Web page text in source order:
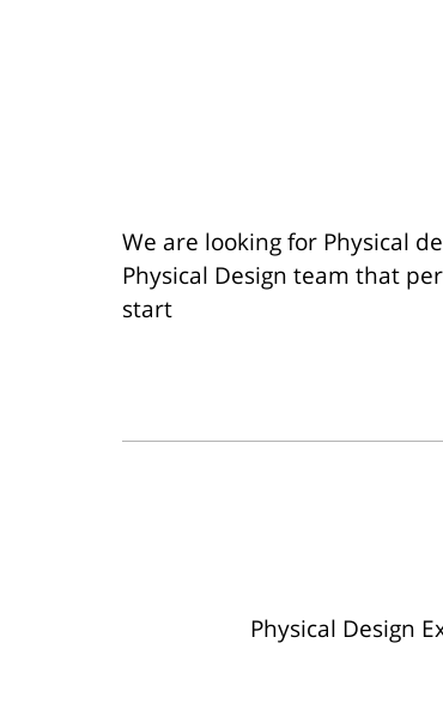
We are looking for Physical
Physical Design team that
start